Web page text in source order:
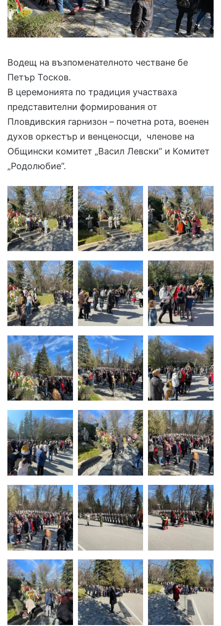
Водещ на възпоменателното честване бе
Петър Тосков.
В церемонията по традиция участваха
представителни формирования от
Пловдивския гарнизон – почетна рота, военен
духов оркестър и венценосци, членове на
Общински комитет „Васил Левски” и Комитет
„Родолюбие”.